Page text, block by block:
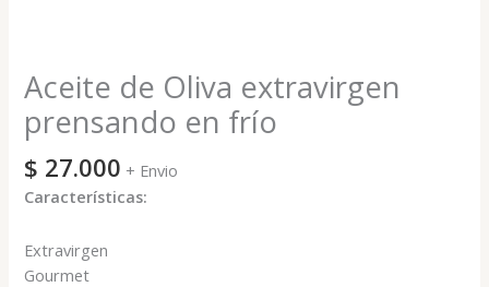
Aceite de Oliva extravirgen
prensando en frío
$ 27.000 + Envio
Características:
Extravirgen
Gourmet